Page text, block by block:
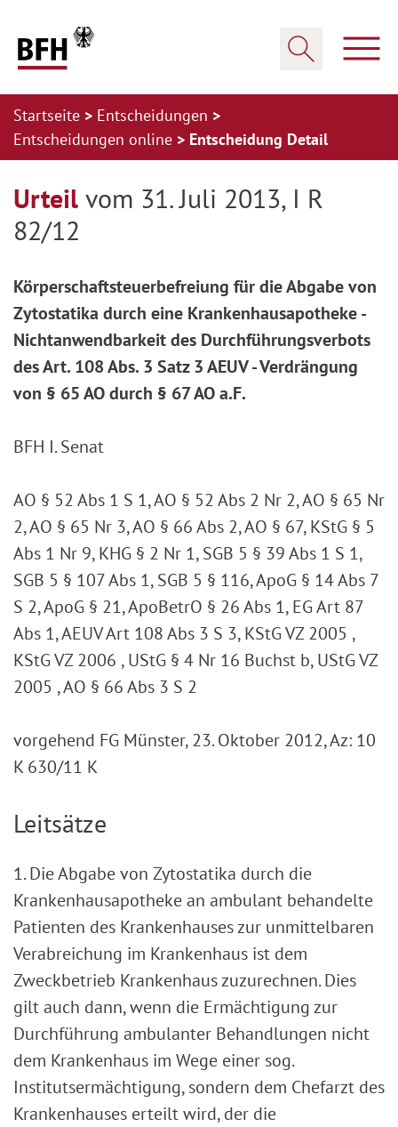
Startseite
Entscheidungen
Entscheidungen online
Entscheidung Detail
Urteil vom 31. Juli 2013, I R
82/12
Körperschaftsteuerbefreiung für die Abgabe von
Zytostatika durch eine Krankenhausapotheke -
Nichtanwendbarkeit des Durchführungsverbots
des Art. 108 Abs. 3 Satz 3 AEUV - Verdrängung
von § 65 AO durch § 67 AO a.F.
BFH I. Senat
AO § 52 Abs 1 S 1, AO § 52 Abs 2 Nr 2, AO § 65 Nr
2, AO § 65 Nr 3, AO § 66 Abs 2, AO § 67, KStG § 5
Abs 1 Nr 9, KHG § 2 Nr 1, SGB 5 § 39 Abs 1 S 1,
SGB 5 § 107 Abs 1, SGB 5 § 116, ApoG § 14 Abs 7
S 2, ApoG § 21, ApoBetrO § 26 Abs 1, EG Art 87
Abs 1, AEUV Art 108 Abs 3 S 3, KStG VZ 2005 ,
KStG VZ 2006 , UStG § 4 Nr 16 Buchst b, UStG VZ
2005 , AO § 66 Abs 3 S 2
vorgehend FG Münster, 23. Oktober 2012, Az: 10
K 630/11 K
Leitsätze
1. Die Abgabe von Zytostatika durch die
Krankenhausapotheke an ambulant behandelte
Patienten des Krankenhauses zur unmittelbaren
Verabreichung im Krankenhaus ist dem
Zweckbetrieb Krankenhaus zuzurechnen. Dies
gilt auch dann, wenn die Ermächtigung zur
Durchführung ambulanter Behandlungen nicht
dem Krankenhaus im Wege einer sog.
Institutsermächtigung, sondern dem Chefarzt des
Krankenhauses erteilt wird, der die